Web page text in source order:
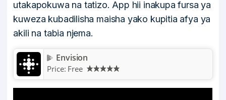
utakapokuwa na tatizo. App hii inakupa fursa ya
kuweza kubadilisha maisha yako kupitia afya ya
akili na tabia njema.
Envision
Price: Free